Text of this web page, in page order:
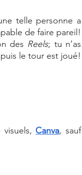
telle personne a
des Reels; tu n’as
le tour est joué!
Canva, sauf